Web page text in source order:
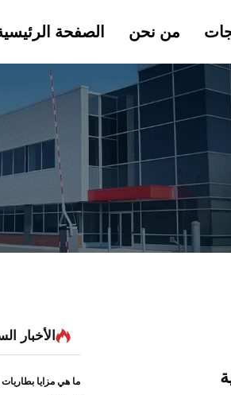
الصفحة من نحن
الأخبار
ما هي مزايا